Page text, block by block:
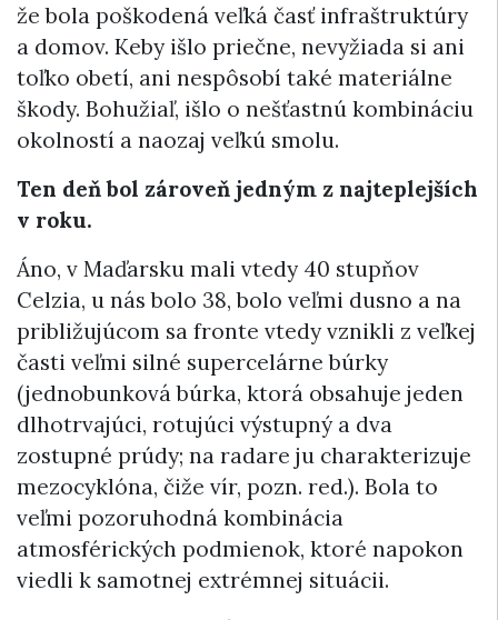
že bola poškodená veľká časť infraštruktúry
a domov. Keby išlo priečne, nevyžiada si ani
toľko obetí, ani nespôsobí také materiálne
škody. Bohužiaľ, išlo o nešťastnú kombináciu
okolností a naozaj veľkú smolu.
Ten deň bol zároveň jedným z najteplejších
v roku.
Áno, v Maďarsku mali vtedy 40 stupňov
Celzia, u nás bolo 38, bolo veľmi dusno a na
približujúcom sa fronte vtedy vznikli z veľkej
časti veľmi silné supercelárne búrky
(jednobunková búrka, ktorá obsahuje jeden
dlhotrvajúci, rotujúci výstupný a dva
zostupné prúdy; na radare ju charakterizuje
mezocyklóna, čiže vír, pozn. red.). Bola to
veľmi pozoruhodná kombinácia
atmosférických podmienok, ktoré napokon
viedli k samotnej extrémnej situácii.